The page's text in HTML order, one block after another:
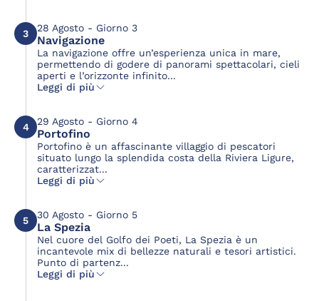
3 28 Agosto - Giorno 3
Navigazione
La navigazione offre un’esperienza unica in mare,
permettendo di godere di panorami spettacolari, cieli
aperti e l’orizzonte infinito...
Leggi di più
4 29 Agosto - Giorno 4
Portofino
Portofino è un affascinante villaggio di pescatori
situato lungo la splendida costa della Riviera Ligure,
caratterizzat...
Leggi di più
5 30 Agosto - Giorno 5
La Spezia
Nel cuore del Golfo dei Poeti, La Spezia è un
incantevole mix di bellezze naturali e tesori artistici.
Punto di partenz...
Leggi di più